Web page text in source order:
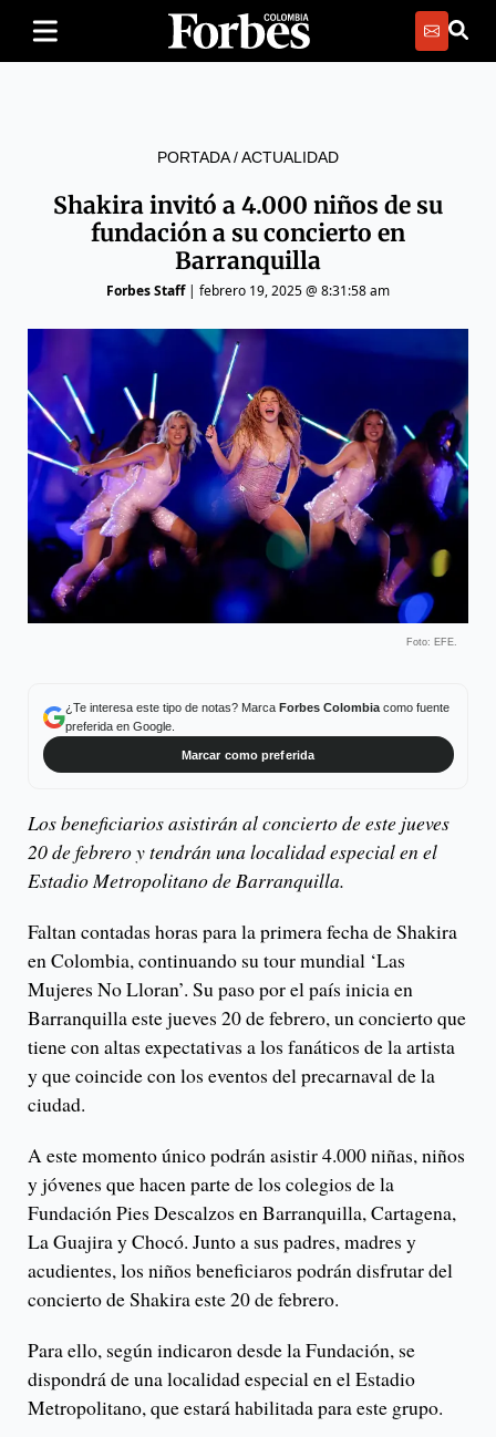
PORTADA/ACTUALIDAD
Shakira invitó a 4.000 niños de su
fundación a su concierto en
Barranquilla
Forbes Staff| febrero 19, 2025 @ 8:31:58 am
Foto: EFE.
¿Te interesa este tipo de notas? Marca Forbes Colombiacomo fuente
preferida en Google.
Marcar como preferida
Los beneficiarios asistirán al concierto de este jueves
20 de febrero y tendrán una localidad especial en el
Estadio Metropolitano de Barranquilla.
Faltan contadas horas para la primera fecha de Shakira
en Colombia, continuando su tour mundial ‘Las
Mujeres No Lloran’. Su paso por el país inicia en
Barranquilla este jueves 20 de febrero, un concierto que
tiene con altas expectativas a los fanáticos de la artista
y que coincide con los eventos del precarnaval de la
ciudad.
A este momento único podrán asistir 4.000 niñas, niños
y jóvenes que hacen parte de los colegios de la
Fundación Pies Descalzos en Barranquilla, Cartagena,
La Guajira y Chocó. Junto a sus padres, madres y
acudientes, los niños beneficiaros podrán disfrutar del
concierto de Shakira este 20 de febrero.
Para ello, según indicaron desde la Fundación, se
dispondrá de una localidad especial en el Estadio
Metropolitano, que estará habilitada para este grupo.